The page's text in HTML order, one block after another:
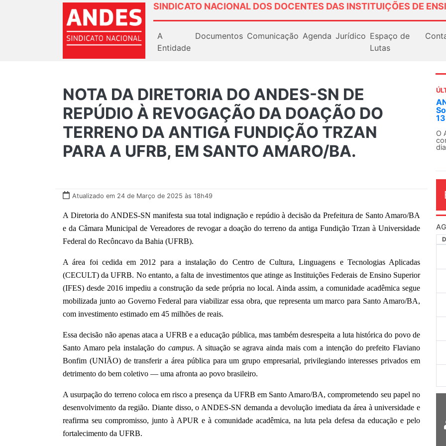
SINDICATO NACIONAL DOS DOCENTES DAS INSTITUIÇÕES DE
A
Entidade
Documentos Comunicação Agenda Jurídico Espaço de
Lutas
NOTA DA DIRETORIA DO ANDES-SN DE
REPÚDIO À REVOGAÇÃO DA DOAÇÃO DO
TERRENO DA ANTIGA FUNDIÇÃO TRZAN
PARA A UFRB, EM SANTO AMARO/BA.
Atualizado em 24 de Março de 2025 às 18h49
A Diretoria do ANDES-SN manifesta sua total indignação e repúdio à decisão da Prefeitura de Santo Amaro/BA
e da Câmara Municipal de Vereadores de revogar a doação do terreno da antiga Fundição Trzan à Universidade
Federal do Recôncavo da Bahia (UFRB).
A área foi cedida em 2012 para a instalação do Centro de Cultura, Linguagens e Tecnologias Aplicadas
(CECULT) da UFRB. No entanto, a falta de investimentos que atinge as Instituições Federais de Ensino Superior
(IFES) desde 2016 impediu a construção da sede própria no local. Ainda assim, a comunidade acadêmica segue
mobilizada junto ao Governo Federal para viabilizar essa obra, que representa um marco para Santo Amaro/BA,
com investimento estimado em 45 milhões de reais.
Essa decisão não apenas ataca a UFRB e a educação pública, mas também desrespeita a luta histórica do povo de
Santo Amaro pela instalação do campus. A situação se agrava ainda mais com a intenção do prefeito Flaviano
Bonfim (UNIÃO) de transferir a área pública para um grupo empresarial, privilegiando interesses privados em
detrimento do bem coletivo — uma afronta ao povo brasileiro.
A usurpação do terreno coloca em risco a presença da UFRB em Santo Amaro/BA, comprometendo seu papel no
desenvolvimento da região. Diante disso, o ANDES-SN demanda a devolução imediata da área à universidade e
reafirma seu compromisso, junto à APUR e à comunidade acadêmica, na luta pela defesa da educação e pelo
fortalecimento da UFRB.
O